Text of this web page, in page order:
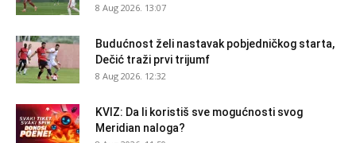
8 Aug 2026. 13:07
Budućnost želi nastavak pobjedničkog starta,
Dečić traži prvi trijumf
8 Aug 2026. 12:32
KVIZ: Da li koristiš sve mogućnosti svog
Meridian naloga?